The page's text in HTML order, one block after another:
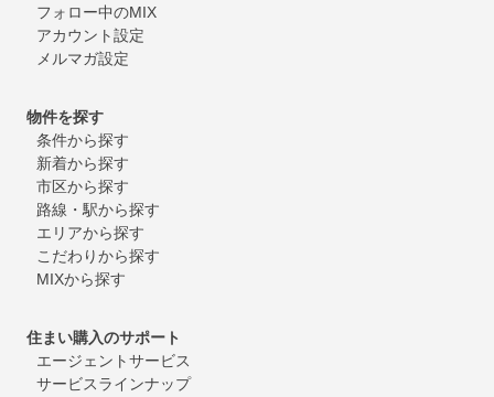
フォロー中のMIX
アカウント設定
メルマガ設定
物件を探す
条件から探す
新着から探す
市区から探す
路線・駅から探す
エリアから探す
こだわりから探す
MIXから探す
住まい購入のサポート
エージェントサービス
サービスラインナップ